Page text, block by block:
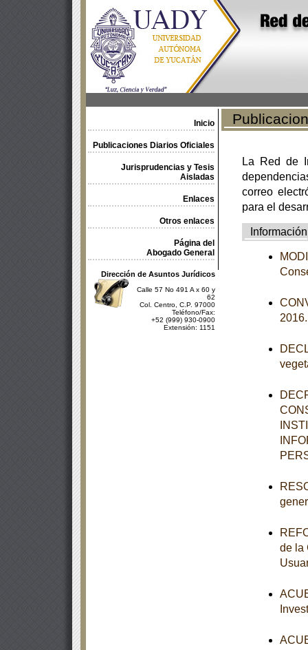
Inicio
Publicaciones Diarios Oficiales
Jurisprudencias y Tesis
Aisladas
Enlaces
Otros enlaces
Página del
Abogado General
Dirección de Asuntos Jurídicos
Calle 57 No 491 A x 60 y
62
Col. Centro, C.P. 97000
Teléfono/Fax:
+52 (999) 930-0900
Extensión: 1151
La Red de
correo
para el
Información
de la